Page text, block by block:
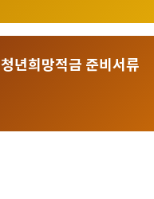
청년희망적금 준비서류